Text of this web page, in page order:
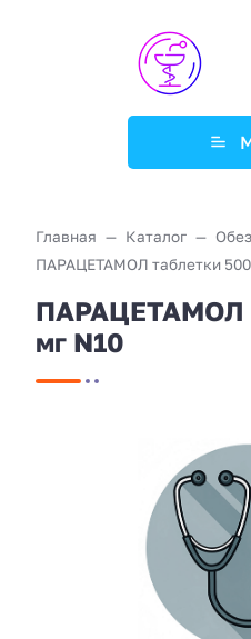
Главная Каталог
ПАРАЦЕТАМОЛ таблетки 500
ПАРАЦЕТАМОЛ
мг N10